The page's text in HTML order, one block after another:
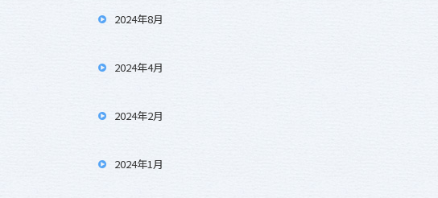
2024年8月
2024年4月
2024年2月
2024年1月